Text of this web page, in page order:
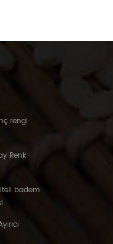
rengi
Renk
badem